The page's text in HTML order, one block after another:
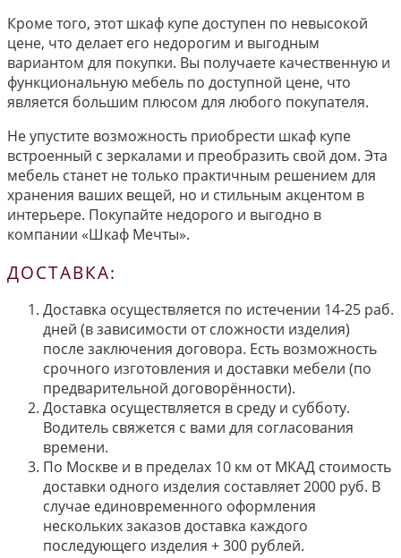
Кроме того, этот шкаф купе доступен по невысокой
цене, что делает его недорогим и выгодным
вариантом для покупки. Вы получаете качественную и
функциональную мебель по доступной цене, что
является большим плюсом для любого покупателя.
Не упустите возможность приобрести шкаф купе
встроенный с зеркалами и преобразить свой дом. Эта
мебель станет не только практичным решением для
хранения ваших вещей, но и стильным акцентом в
интерьере. Покупайте недорого и выгодно в
компании «Шкаф Мечты».
ДОСТАВКА:
Доставка осуществляется по истечении 14-25 раб.
дней (в зависимости от сложности изделия)
после заключения договора. Есть возможность
срочного изготовления и доставки мебели (по
предварительной договорённости).
Доставка осуществляется в среду и субботу.
Водитель свяжется с вами для согласования
времени.
По Москве и в пределах 10 км от МКАД стоимость
доставки одного изделия составляет 2000 руб. В
случае единовременного оформления
нескольких заказов доставка каждого
последующего изделия + 300 рублей.